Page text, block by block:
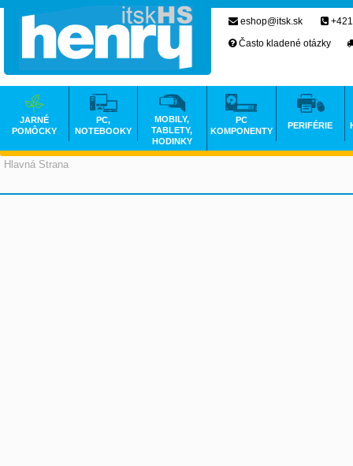
Hlavná Strana
eshop@itsk.sk
Často kladené otázky
JARNÉ
POMÔCKY
PC,
NOTEBOOKY
MOBILY,
TABLETY,
HODINKY
PC
KOMPONENTY
PERIFÉRIE